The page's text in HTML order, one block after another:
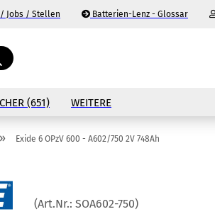
Jobs / Stellen Batterien-Lenz - Glossar
Suche...
(651) WEITERE
» Exide 6 OPzV 600 - A602/750 2V 748Ah
(Art.Nr.: SOA602-750)